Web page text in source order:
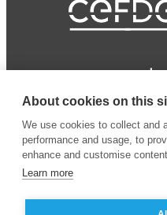
About cookies on this
We use cookies to collect and
performance and usage, to
enhance and customise
Learn more